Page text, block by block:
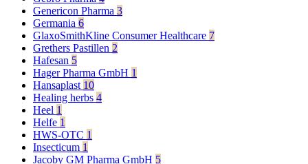
Genericon Pharma 3
Germania 6
GlaxoSmithKline Consumer Healthcare 7
Grethers Pastillen 2
Hafesan 5
Hager Pharma GmbH 1
Hansaplast 10
Healing herbs 4
Heel 1
Helfe 1
HWS-OTC 1
Insecticum 1
Jacoby GM Pharma GmbH 5